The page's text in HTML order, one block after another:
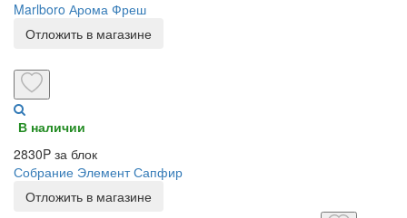
Marlboro Арома Фреш
Отложить в магазине
В наличии
2830P за блок
Собрание Элемент Сапфир
Отложить в магазине